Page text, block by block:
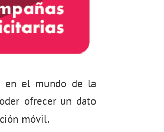
en el mundo de la
ofrecer un dato
móvil.